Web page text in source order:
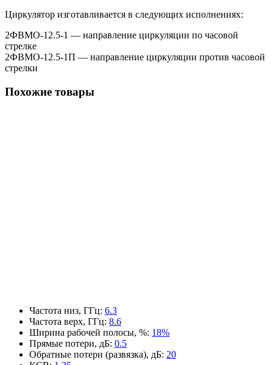
Циркулятор изготавливается в следующих исполнениях:
2ФВМO-12.5-1 — направление циркуляции по часовой
стрелке
2ФВМO-12.5-1П — направление циркуляции против часовой
стрелки
Похожие товары
Частота низ, ГГц: 6.3
Частота верх, ГГц: 8.6
Ширина рабочей полосы, %: 18%
Прямые потери, дБ: 0.5
Обратные потери (развязка), дБ: 20